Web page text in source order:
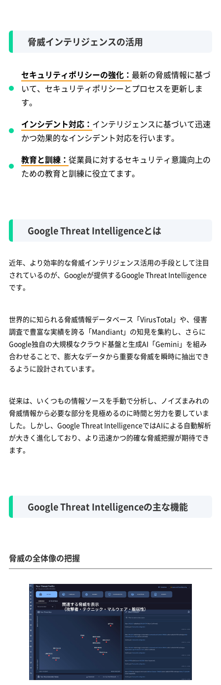
脅威インテリジェンスの活用
セキュリティポリシーの強化： 最新の脅威情報に基づ
いて、セキュリティポリシーとプロセスを更新しま
す。
インシデント対応： インテリジェンスに基づいて迅速
かつ効果的なインシデント対応を行います。
教育と訓練： 従業員に対するセキュリティ意識向上の
ための教育と訓練に役立てます。
Google Threat Intelligenceとは
近年、より効率的な脅威インテリジェンス活用の手段として注目
されているのが、Googleが提供するGoogle Threat Intelligence
です。
世界的に知られる脅威情報データベース「VirusTotal」や、侵害
調査で豊富な実績を誇る「Mandiant」の知見を集約し、さらに
Google独自の大規模なクラウド基盤と生成AI「Gemini」を組み
合わせることで、膨大なデータから重要な脅威を瞬時に抽出でき
るように設計されています。
従来は、いくつもの情報ソースを手動で分析し、ノイズまみれの
脅威情報から必要な部分を見極めるのに時間と労力を要していま
した。しかし、Google Threat IntelligenceではAIによる自動解析
が大きく進化しており、より迅速かつ的確な脅威把握が期待でき
ます。
Google Threat Intelligenceの主な機能
脅威の全体像の把握